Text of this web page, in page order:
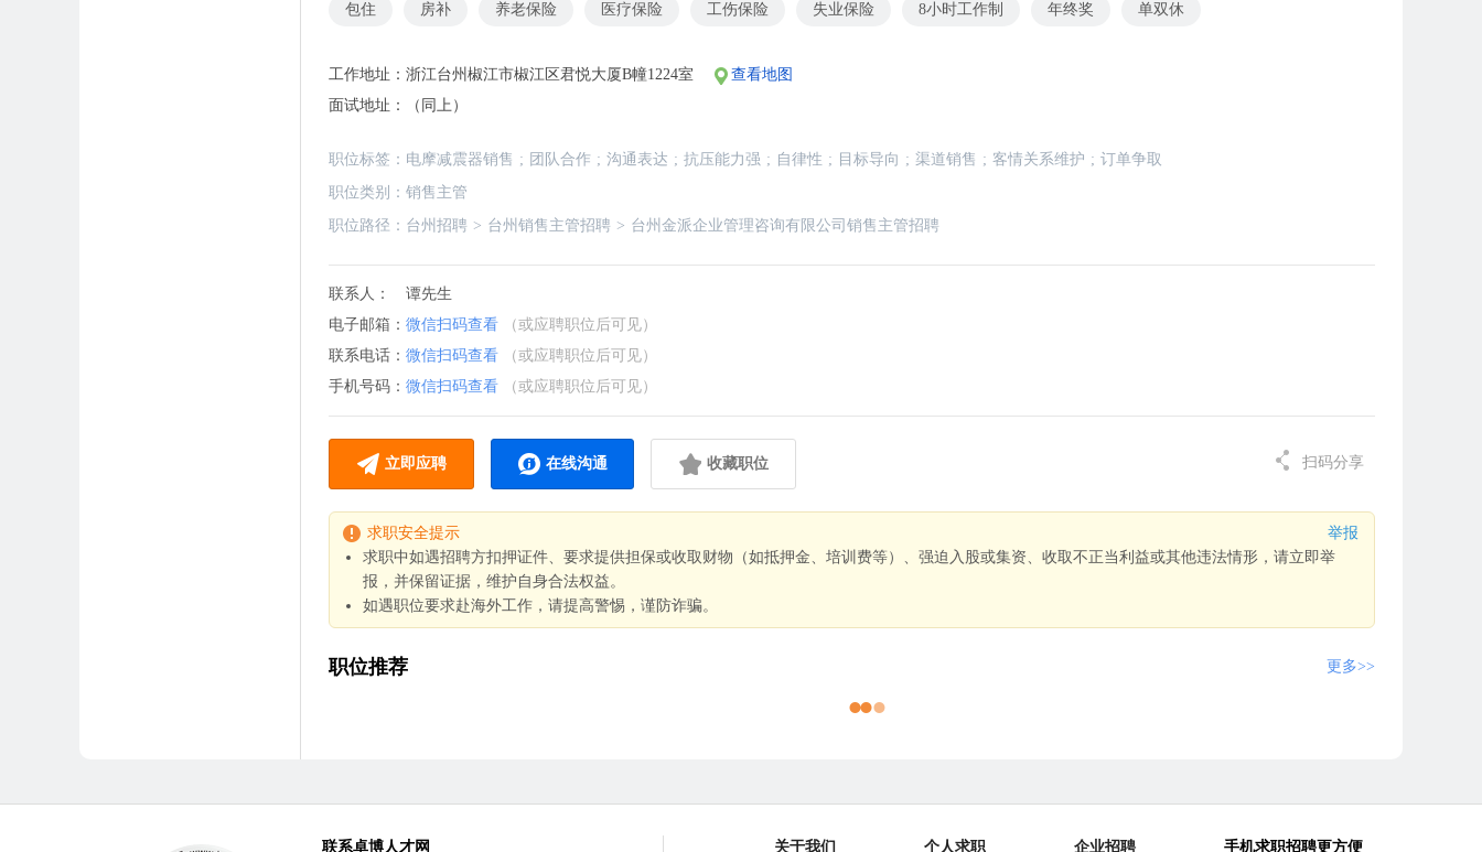
包住 房补 养老保险 医疗保险 工伤保险 失业保险 8小时工作制 年终奖 单双休
工作地址： 浙江台州椒江市椒江区君悦大厦B幢1224室
查看地图
面试地址：
（同上）
职位标签： 电摩减震器销售 ; 团队合作 ; 沟通表达 ; 抗压能力强 ; 自律性 ; 目标导向 ; 渠道销售 ; 客情关系维护 ; 订单争取
职位类别： 销售主管
职位路径： 台州招聘 > 台州销售主管招聘 > 台州金派企业管理咨询有限公司销售主管招聘
联系人：
谭先生
电子邮箱： 微信扫码查看
（或应聘职位后可见）
联系电话： 微信扫码查看
（或应聘职位后可见）
手机号码： 微信扫码查看 （或应聘职位后可见）
立即应聘 在线沟通 收藏职位 扫码分享
求职安全提示
举报
求职中如遇招聘方扣押证件、要求提供担保或收取财物（如抵押金、培训费等）、强迫入股或集资、收取不正当利益或其他违法情形，请立即举
报，并保留证据，维护自身合法权益。
如遇职位要求赴海外工作，请提高警惕，谨防诈骗。
职位推荐 更多>>
联系卓博人才网 关于我们 个人求职 企业招聘 手机求职招聘更方便